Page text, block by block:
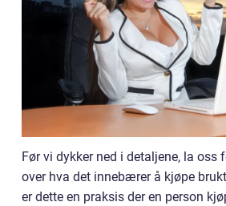
Før vi dykker ned i detaljene, la oss
over hva det innebærer å kjøpe
er dette en praksis der en person